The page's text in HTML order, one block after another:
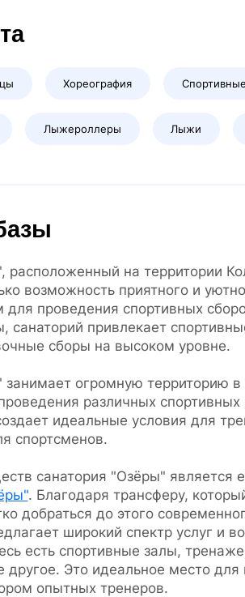
Хореография
Лыжероллеры Лыжи
расположенный на территории
возможность приятного и
проведения спортивных
санаторий привлекает
сборы на высоком уровне.
огромную территорию в
различных
идеальные условия для
спортсменов.
санатория "Озёры" является
. Благодаря трансферу,
добраться до этого
широкий спектр услуг и
есть спортивные залы,
другое. Это идеальное место
опытных тренеров.